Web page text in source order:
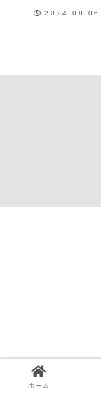
レーシア野鳥
2024.08.06
ホーム